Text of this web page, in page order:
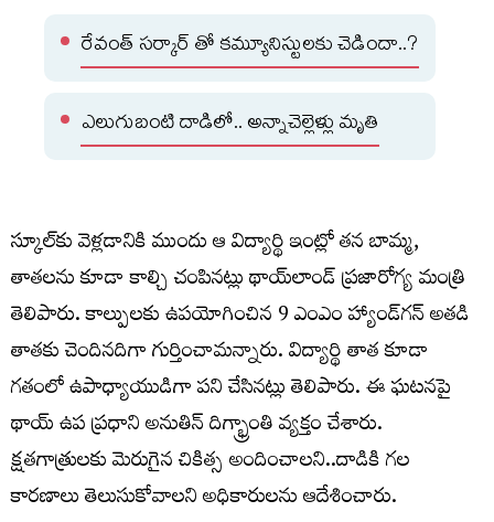
రేవంత్ సర్కార్ తో కమ్యూనిస్టులకు చెడిందా..?
ఎలుగుబంటి దాడిలో.. అన్నాచెల్లెళ్లు మృతి
స్కూల్‌కు వెళ్లడానికి ముందు ఆ విద్యార్థి ఇంట్లో తన బామ్మ,
తాతలను కూడా కాల్చి చంపినట్లు థాయ్‌లాండ్ ప్రజారోగ్య మంత్రి
తెలిపారు. కాల్పులకు ఉపయోగించిన 9 ఎంఎం హ్యాండ్‌గన్ అతడి
తాతకు చెందినదిగా గుర్తించామన్నారు. విద్యార్థి తాత కూడా
గతంలో ఉపాధ్యాయుడిగా పని చేసినట్లు తెలిపారు. ఈ ఘటనపై
థాయ్ ఉప ప్రధాని అనుతిన్ దిగ్భ్రాంతి వ్యక్తం చేశారు.
క్షతగాత్రులకు మెరుగైన చికిత్స అందించాలని..దాడికి గల
కారణాలు తెలుసుకోవాలని అధికారులను ఆదేశించారు.